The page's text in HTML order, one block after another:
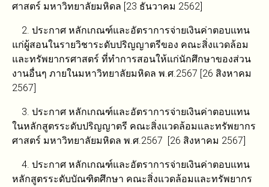
ศาสตร์ มหาวิทยาลัยมหิดล [23 ธันวาคม 2562]
2. ประกาศ หลักเกณฑ์และอัตราการจ่ายเงินค่าตอบแทน
แก่ผู้สอนในรายวิชาระดับปริญญาตรีของ คณะสิ่งแวดล้อม
และทรัพยากรศาสตร์ ที่ทำการสอนให้แก่นักศึกษาของส่วน
งานอื่นๆ ภายในมหาวิทยาลัยมหิดล พ.ศ.2567 [26 สิงหาคม
2567]
3. ประกาศ หลักเกณฑ์และอัตราการจ่ายเงินค่าตอบแทน
ในหลักสูตรระดับปริญญาตรี คณะสิ่งแวดล้อมและทรัพยากร
ศาสตร์ มหาวิทยาลัยมหิดล พ.ศ.2567 [26 สิงหาคม 2567]
4. ประกาศ หลักเกณฑ์และอัตราการจ่ายเงินค่าตอบแทน
หลักสูตรระดับบัณฑิตศึกษา คณะสิ่งแวดล้อมและทรัพยากร